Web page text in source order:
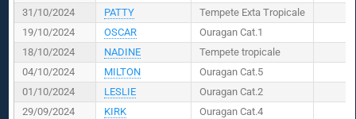
31/10/2024
PATTY
Tempete Exta Tropicale
19/10/2024
OSCAR
Ouragan Cat.1
18/10/2024
NADINE
Tempete tropicale
04/10/2024
MILTON
Ouragan Cat.5
01/10/2024
LESLIE
Ouragan Cat.2
29/09/2024
KIRK
Ouragan Cat.4